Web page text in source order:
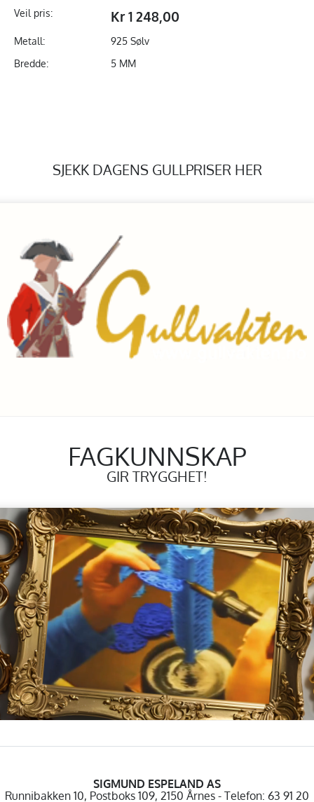
Veil pris:
Kr 1 248,00
Metall:
925 Sølv
Bredde:
5 MM
SJEKK DAGENS GULLPRISER HER
FAGKUNNSKAP
GIR TRYGGHET!
SIGMUND ESPELAND AS
Runnibakken 10, Postboks 109, 2150 Årnes - Telefon: 63 91 20